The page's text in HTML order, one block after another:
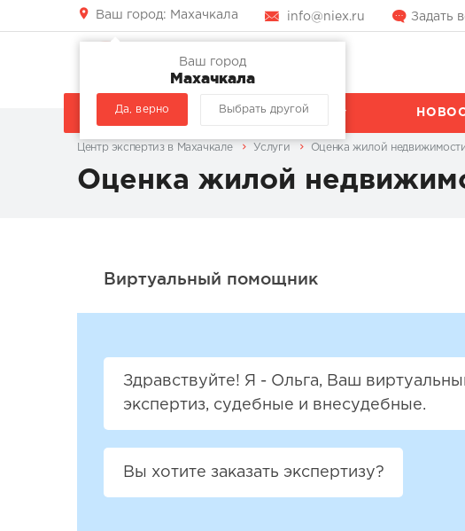
Ваш город: Махачкала
Ваш город
Махачкала
Да, верно Выбрать другой
info@niex.ru Задать
КОМПАНИЯ УСЛУГИ
Центр экспертиз в Махачкале Услуги Оценка жилой
Оценка жилой
Здравствуйте! Я - Ольга, Ваш
экспертиз, судебные и внесудебные.
Вы хотите заказать экспертизу?